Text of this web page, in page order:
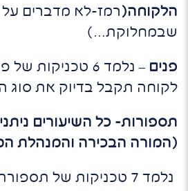
הלקוחה( רמז-לא מדברים על
שבמחלוקת…)
פנים
– נלמד 6 טכניקות
לקוחה תקבל בדיוק את סוג
תספורות- כל השיעורים
(המורה הבכירה והמנהלת
נלמד 7 טכניקות של